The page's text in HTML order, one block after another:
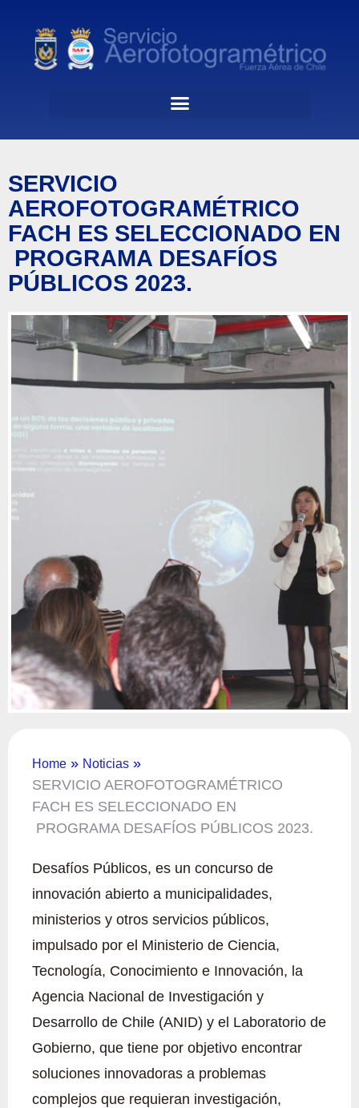
SERVICIO
AEROFOTOGRAMÉTRICO
FACH ES SELECCIONADO EN
PROGRAMA DESAFÍOS
PÚBLICOS 2023.
Home » Noticias »
SERVICIO AEROFOTOGRAMÉTRICO
FACH ES SELECCIONADO EN
PROGRAMA DESAFÍOS PÚBLICOS 2023.
Desafíos Públicos, es un concurso de
innovación abierto a municipalidades,
ministerios y otros servicios públicos,
impulsado por el Ministerio de Ciencia,
Tecnología, Conocimiento e Innovación, la
Agencia Nacional de Investigación y
Desarrollo de Chile (ANID) y el Laboratorio de
Gobierno, que tiene por objetivo encontrar
soluciones innovadoras a problemas
complejos que requieran investigación,